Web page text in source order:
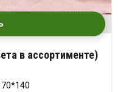
в ассортименте)